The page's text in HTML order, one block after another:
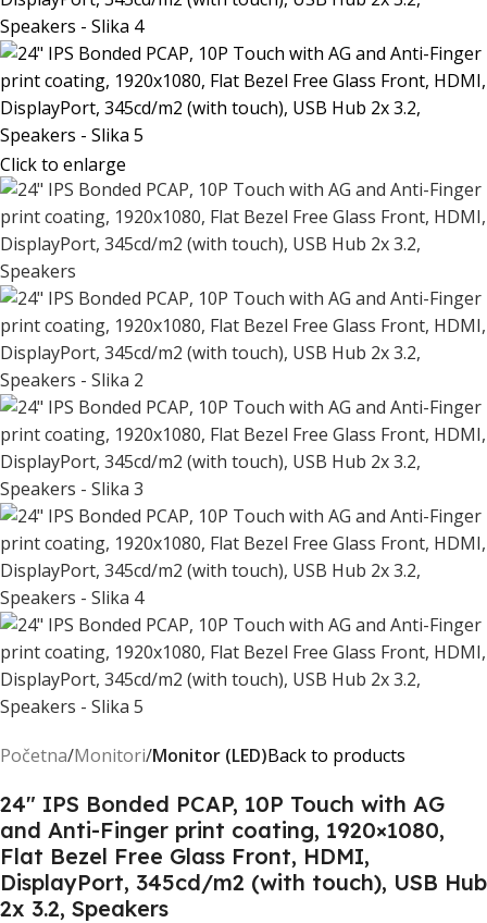
Click to enlarge
Početna Monitori Monitor (LED)Back to products
24" IPS Bonded PCAP, 10P Touch with AG
and Anti-Finger print coating, 1920×1080,
Flat Bezel Free Glass Front, HDMI,
DisplayPort, 345cd/m2 (with touch), USB Hub
2x 3.2, Speakers